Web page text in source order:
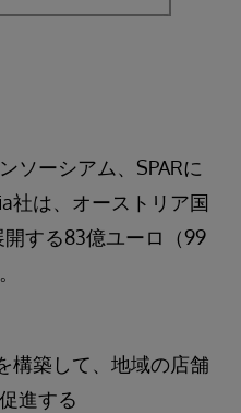
ソーシアム、SPARに
社は、オーストリア国
する83億ユーロ（99
構築して、地域の店舗
進する